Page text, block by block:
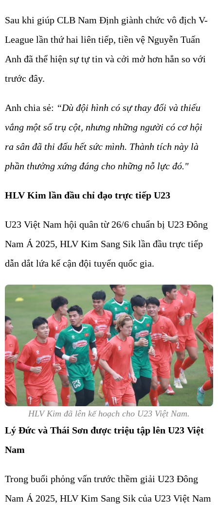
Sau khi giúp CLB Nam Định giành chức vô địch V-
League lần thứ hai liên tiếp, tiền vệ Nguyễn Tuấn
Anh đã thể hiện sự tự tin và cởi mở hơn hẳn so với
trước đây.
Anh chia sẻ: “Dù đội hình có sự thay đổi và thiếu
vắng một số trụ cột, nhưng những người có cơ hội
ra sân đã thi đấu hết sức mình. Thành tích này là
phần thưởng xứng đáng cho những nỗ lực đó."
HLV Kim lần đầu chỉ đạo trực tiếp U23
U23 Việt Nam hội quân từ 26/6 chuẩn bị U23 Đông
Nam Á 2025, HLV Kim Sang Sik lần đầu trực tiếp
dẫn dắt lứa kế cận đội tuyển quốc gia.
HLV Kim đã lên kế hoạch cho U23 Việt Nam.
Lý Đức và Thái Sơn được triệu tập lên U23 Việt
Nam
Trong buổi phỏng vấn trước thềm giải U23 Đông
Nam Á 2025, HLV Kim Sang Sik của U23 Việt Nam